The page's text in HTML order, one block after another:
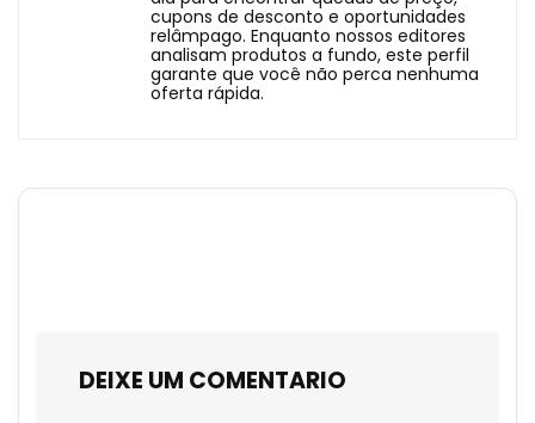
cupons de desconto e oportunidades
relâmpago. Enquanto nossos editores
analisam produtos a fundo, este perfil
garante que você não perca nenhuma
oferta rápida.
DEIXE UM COMENTARIO